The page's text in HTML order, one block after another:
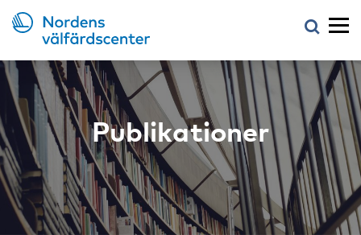
Publikationer